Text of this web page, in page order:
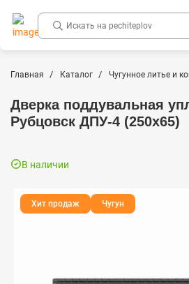
Главная Каталог Чугунное литье и
Дверка поддувальная
Рубцовск ДПУ-4 (250х65)
В наличии
Хит продаж Чугун